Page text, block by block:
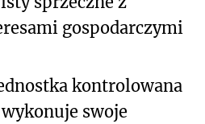
gospodarczymi
kontrolowana
swoje